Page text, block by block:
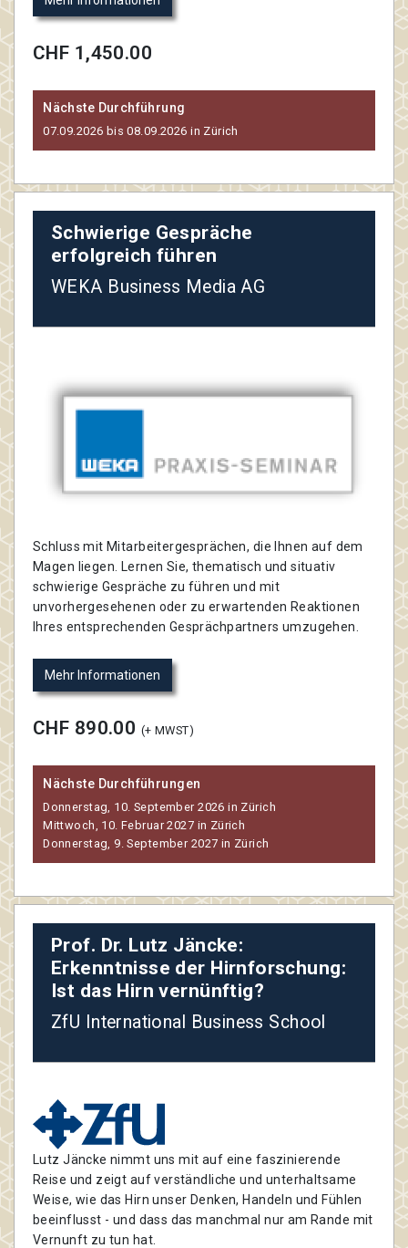
CHF 1,450.00
Nächste Durchführung
07.09.2026 bis 08.09.2026 in Zürich
Schwierige Gespräche
erfolgreich führen
WEKA Business Media AG
Schluss mit Mitarbeitergesprächen, die Ihnen auf dem
Magen liegen. Lernen Sie, thematisch und situativ
schwierige Gespräche zu führen und mit
unvorhergesehenen oder zu erwartenden Reaktionen
Ihres entsprechenden Gesprächpartners umzugehen.
Mehr Informationen
CHF 890.00 (+ MWST)
Nächste Durchführungen
Donnerstag, 10. September 2026 in Zürich
Mittwoch, 10. Februar 2027 in Zürich
Donnerstag, 9. September 2027 in Zürich
Prof. Dr. Lutz Jäncke:
Erkenntnisse der Hirnforschung:
Ist das Hirn vernünftig?
ZfU International Business School
Lutz Jäncke nimmt uns mit auf eine faszinierende
Reise und zeigt auf verständliche und unterhaltsame
Weise, wie das Hirn unser Denken, Handeln und Fühlen
beeinflusst - und dass das manchmal nur am Rande mit
Vernunft zu tun hat.